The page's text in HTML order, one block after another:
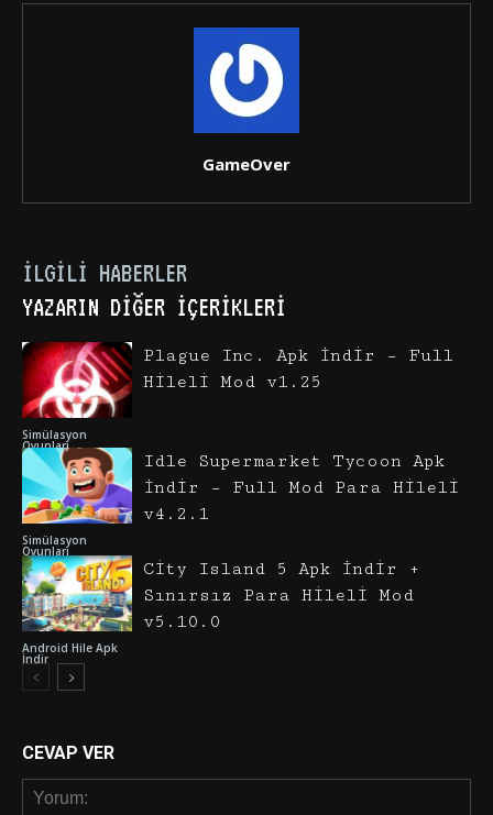
GameOver
İLGILI HABERLER
YAZARIN DIĞER İÇERIKLERI
Simülasyon
Oyunları
Plague Inc. Apk İndir – Full
Hileli Mod v1.25
Simülasyon
Oyunları
Idle Supermarket Tycoon Apk
İndir – Full Mod Para Hileli
v4.2.1
Android Hile Apk
İndir
City Island 5 Apk İndir +
Sınırsız Para Hileli Mod
v5.10.0
CEVAP VER